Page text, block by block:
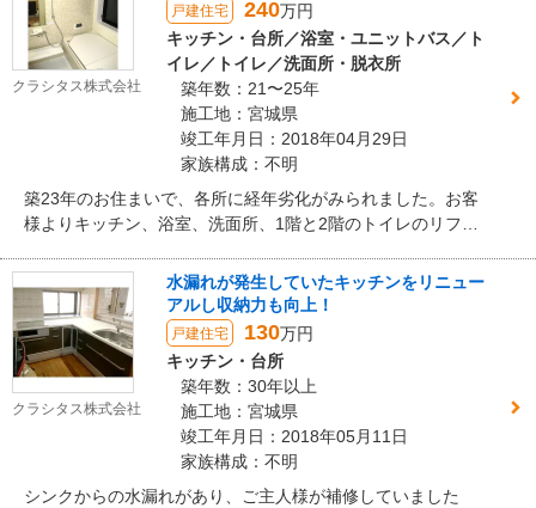
の板を貼っているような風合いとなりました。断熱材と下地
合板を入れたことにより安定感と底冷えの無い木の温もりが
実現し、お客様にもお喜び頂けました。
クラシタス株式会社
戸建住宅 240万円
キッチン・台所／浴室・ユニットバス／ト
イレ／トイレ／洗面所・脱衣所
築年数：21〜25年
施工地：宮城県
竣工年月日：2018年04月29日
家族構成：不明
築23年のお住まいで、各所に経年劣化がみられました。お客
様よりキッチン、浴室、洗面所、1階と2階のトイレのリフォ
力のある商品を採用。トイレは清掃性とコストパフォーマン
スに優れたご提案をさせて頂きました。浴室については夏は
涼しく冬は暖かい快適な空間を実現しております。
クラシタス株式会社
水漏れが発生していたキッチンをリニュー
アルし収納力も向上！
戸建住宅 130万円
キッチン・台所
築年数：30年以上
施工地：宮城県
竣工年月日：2018年05月11日
家族構成：不明
シンクからの水漏れがあり、ご主人様が補修していました